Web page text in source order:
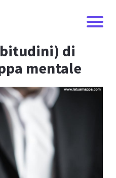
di
mentale